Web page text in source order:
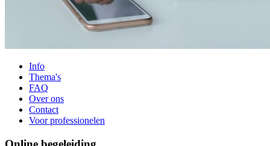
Info
Thema's
FAQ
Over ons
Contact
Voor professionelen